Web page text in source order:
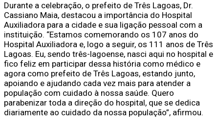
Durante a celebração, o prefeito de Três Lagoas, Dr.
Cassiano Maia, destacou a importância do Hospital
Auxiliadora para a cidade e sua ligação pessoal com a
instituição. “Estamos comemorando os 107 anos do
Hospital Auxiliadora e, logo a seguir, os 111 anos de Três
Lagoas. Eu, sendo três-lagoense, nasci aqui no hospital e
fico feliz em participar dessa história como médico e
agora como prefeito de Três Lagoas, estando junto,
apoiando e ajudando cada vez mais para atender a
população com cuidado à nossa saúde. Quero
parabenizar toda a direção do hospital, que se dedica
diariamente ao cuidado da nossa população”, afirmou.